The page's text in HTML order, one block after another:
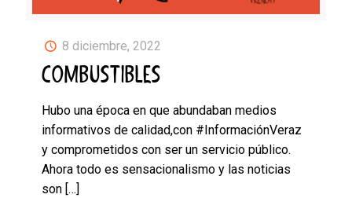
8 diciembre, 2022
COMBUSTIBLES
Hubo una época en que abundaban medios
informativos de calidad,con #InformaciónVeraz
y comprometidos con ser un servicio público.
Ahora todo es sensacionalismo y las noticias
son […]